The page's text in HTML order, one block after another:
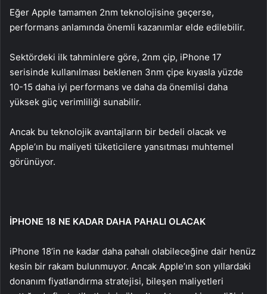
Eğer Apple tamamen 2nm teknolojisine geçerse,
performans anlamında önemli kazanımlar elde edilebilir.
Sektördeki ilk tahminlere göre, 2nm çip, iPhone 17
serisinde kullanılması beklenen 3nm çipe kıyasla yüzde
10-15 daha iyi performans ve daha da önemlisi daha
yüksek güç verimliliği sunabilir.
Ancak bu teknolojik avantajların bir bedeli olacak ve
Apple’ın bu maliyeti tüketicilere yansıtması muhtemel
görünüyor.
İPHONE 18 NE KADAR DAHA PAHALI OLACAK
iPhone 18’in ne kadar daha pahalı olabileceğine dair henüz
kesin bir rakam bulunmuyor. Ancak Apple’ın son yıllardaki
donanım fiyatlandırma stratejisi, bileşen maliyetleri